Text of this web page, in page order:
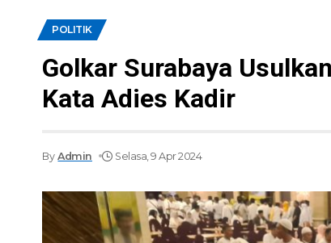
POLITIK
Golkar Surabaya
Kata Adies Kadir
By Admin Selasa, 9 Apr 2024